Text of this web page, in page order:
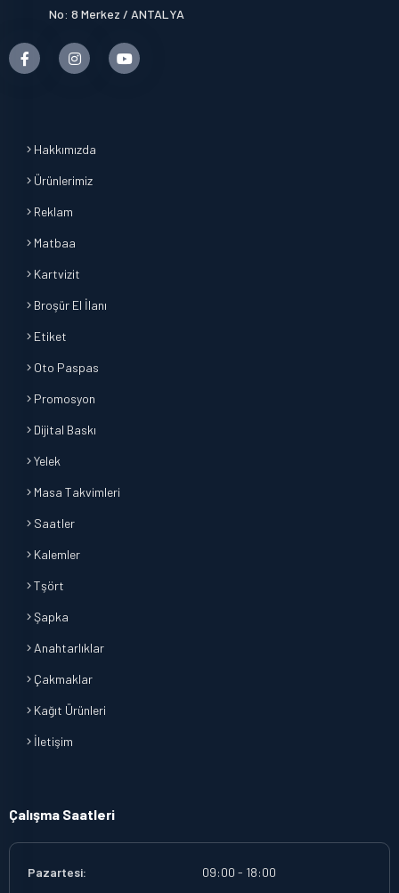
No: 8 Merkez / ANTALYA
Hakkımızda
Ürünlerimiz
Reklam
Matbaa
Kartvizit
Broşür El İlanı
Etiket
Oto Paspas
Promosyon
Dijital Baskı
Yelek
Masa Takvimleri
Saatler
Kalemler
Tşört
Şapka
Anahtarlıklar
Çakmaklar
Kağıt Ürünleri
İletişim
Çalışma Saatleri
Pazartesi:
09:00 - 18:00